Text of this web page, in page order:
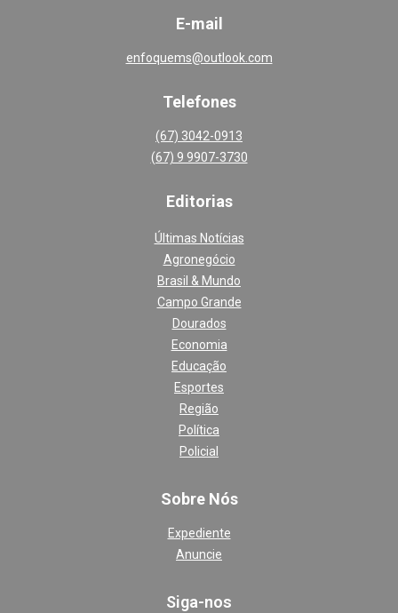
E-mail
enfoquems@outlook.com
Telefones
(67) 3042-0913
(67) 9 9907-3730
Editorias
Últimas Notícias
Agronegócio
Brasil & Mundo
Campo Grande
Dourados
Economia
Educação
Esportes
Região
Política
Policial
Sobre Nós
Expediente
Anuncie
Siga-nos